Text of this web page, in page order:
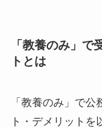
「教養のみ」で
トとは
「教養のみ」で
ト・デメリットを